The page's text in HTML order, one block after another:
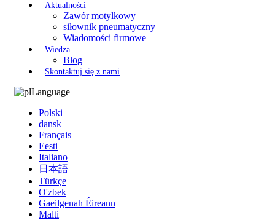
Aktualności
Zawór motylkowy
siłownik pneumatyczny
Wiadomości firmowe
Wiedza
Blog
Skontaktuj się z nami
Language
Polski
dansk
Français
Eesti
Italiano
日本語
Türkçe
O'zbek
Gaeilgenah Éireann
Malti